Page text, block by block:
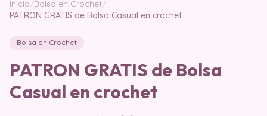
Inicio/Bolsa en Crochet/
PATRON GRATIS de Bolsa Casual en crochet
Bolsa en Crochet
PATRON GRATIS de Bolsa
Casual en crochet